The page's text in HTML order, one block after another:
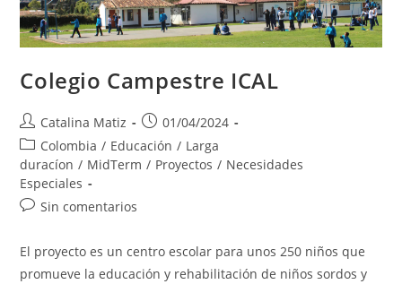
Colegio Campestre ICAL
Autor
de
la
entrada:
Catalina Matiz
Publicación
de
la
01/04/2024
Categoría
de
la
entrada:
Colombia / Educación / Larga
duracíon / MidTerm / Proyectos / Necesidades
Especiales
Comentarios
la
entrada:
Sin comentarios
El proyecto es un centro escolar para unos 250 niños que
promueve la educación y rehabilitación de niños sordos y